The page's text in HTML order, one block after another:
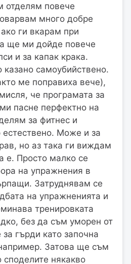
отделям повече
много добре
ги вкарам при
ще ми дойде повече
и за капак крака.
самоубийствено.
ме поправиха вече),
че програмата за
пасне перфектно на
за фитнес и
естествено. Може и за
но аз така ги виждам
е. Просто малко се
на упражнения в
Затруднявам се
на упражненията и
тренировката
без да съм уморен от
гърди като започна
Затова ще съм
споделите някакво